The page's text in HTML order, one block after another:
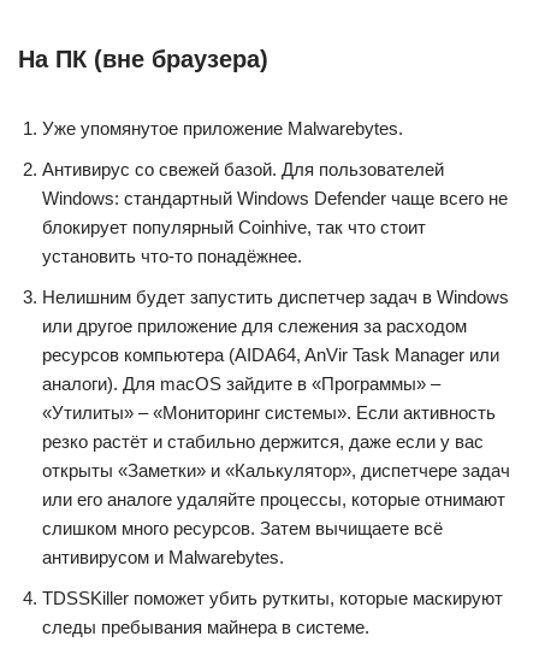
На ПК (вне браузера)
Уже упомянутое приложение Malwarebytes.
Антивирус со свежей базой. Для пользователей
Windows: стандартный Windows Defender чаще всего не
блокирует популярный Coinhive, так что стоит
установить что-то понадёжнее.
Нелишним будет запустить диспетчер задач в Windows
или другое приложение для слежения за расходом
ресурсов компьютера (AIDA64, AnVir Task Manager или
аналоги). Для macOS зайдите в «Программы» –
«Утилиты» – «Мониторинг системы». Если активность
резко растёт и стабильно держится, даже если у вас
открыты «Заметки» и «Калькулятор», диспетчере задач
или его аналоге удаляйте процессы, которые отнимают
слишком много ресурсов. Затем вычищаете всё
антивирусом и Malwarebytes.
TDSSKiller поможет убить руткиты, которые маскируют
следы пребывания майнера в системе.